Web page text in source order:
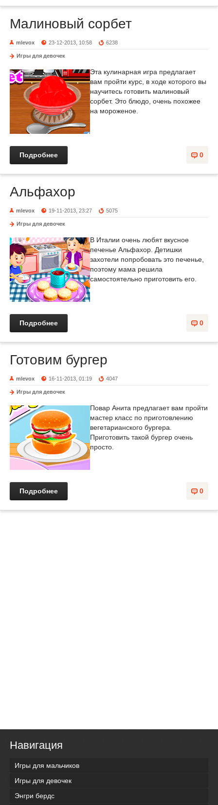
Малиновый сорбет
mlevox 23-12-2013, 10:58 6238
Игры для девочек
Эта кулинарная игра предлагает
вам пройти курс, в ходе которого вы
научитесь готовить малиновый
сорбет. Это блюдо, очень похожее
на мороженое.
0
Подробнее
Альфахор
mlevox 19-11-2013, 23:27 5075
Игры для девочек
В Италии очень любят вкусное
печенье Альфахор. Детишки
захотели попробовать это печенье,
поэтому мама решила
самостоятельно приготовить его.
0
Подробнее
Готовим бургер
mlevox 16-11-2013, 01:19 4047
Игры для девочек
Повар Анита предлагает вам пройти
мастер класс по приготовлению
вегетарианского бургера.
Приготовить такой бургер очень
просто.
0
Подробнее
Навигация
Игры для мальчиков
Игры для девочек
Энгри бердс